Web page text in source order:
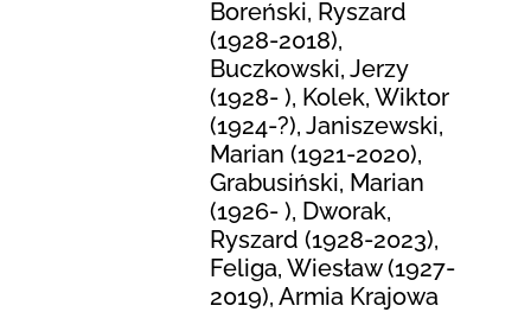
Boreński, Ryszard
(1928-2018),
Buczkowski, Jerzy
(1928- ), Kolek, Wiktor
(1924-?), Janiszewski,
Marian (1921-2020),
Grabusiński, Marian
(1926- ), Dworak,
Ryszard (1928-2023),
Feliga, Wiesław (1927-
2019), Armia Krajowa